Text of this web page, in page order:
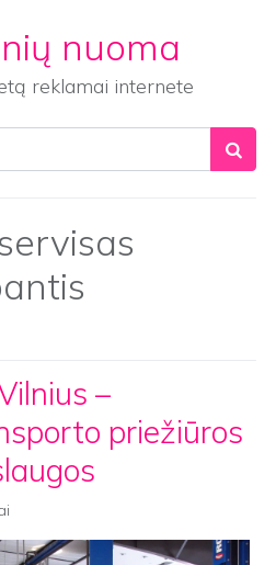
nuoma
reklamai internete
–
priežiūros